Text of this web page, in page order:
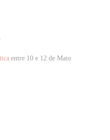
entre 10 e 12 de Maio.